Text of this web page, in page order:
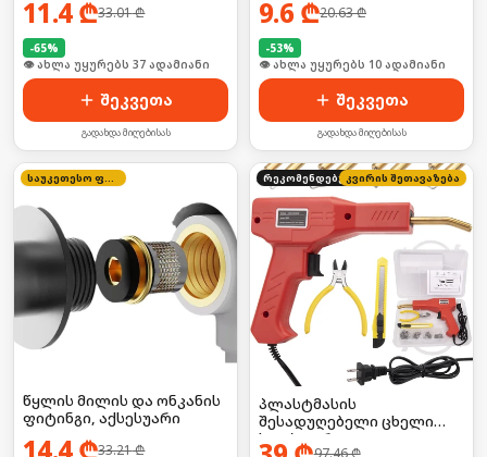
11.4₾33.01₾
-65%
🛒 ბოლო 24სთ-ში იყიდა 8-მა
შეკვეთა
გადახდა მიღებისას
9.6 ₾20.63₾
-53%
🛒 ბოლო 24სთ-ში იყიდა 18-მა
შეკვეთა
გადახდა მიღებისას
საუკეთესო ფასი
წყლის მილის და ონკანის
ფიტინგი, აქსესუარი
33.21₾
რეკომენდებული
კვირის შეთავაზება
პლასტმასის
შესადუღებელი ცხელი
სტეპლერი 200 ტყვიით